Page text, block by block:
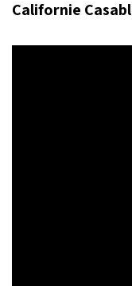
Californie